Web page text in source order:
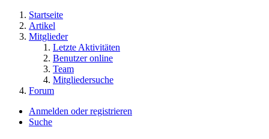
Startseite
Artikel
Mitglieder
Letzte Aktivitäten
Benutzer online
Team
Mitgliedersuche
Forum
Anmelden oder registrieren
Suche